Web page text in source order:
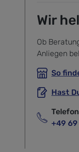
Wir
Ob
Anliegen
So
Hast
+49